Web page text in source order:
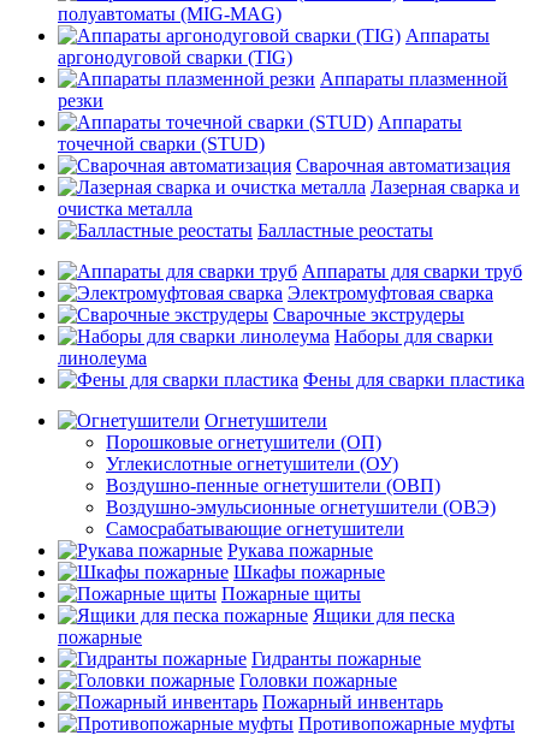
полуавтоматы (MIG-MAG)
Аппараты
аргонодуговой сварки (TIG)
Аппараты плазменной
резки
Аппараты
точечной сварки (STUD)
Сварочная автоматизация
Лазерная сварка и
очистка металла
Балластные реостаты
Аппараты для сварки труб
Электромуфтовая сварка
Сварочные экструдеры
Наборы для сварки
линолеума
Фены для сварки пластика
Огнетушители
Порошковые огнетушители (ОП)
Углекислотные огнетушители (ОУ)
Воздушно-пенные огнетушители (ОВП)
Воздушно-эмульсионные огнетушители (ОВЭ)
Самосрабатывающие огнетушители
Рукава пожарные
Шкафы пожарные
Пожарные щиты
Ящики для песка
пожарные
Гидранты пожарные
Головки пожарные
Пожарный инвентарь
Противопожарные муфты